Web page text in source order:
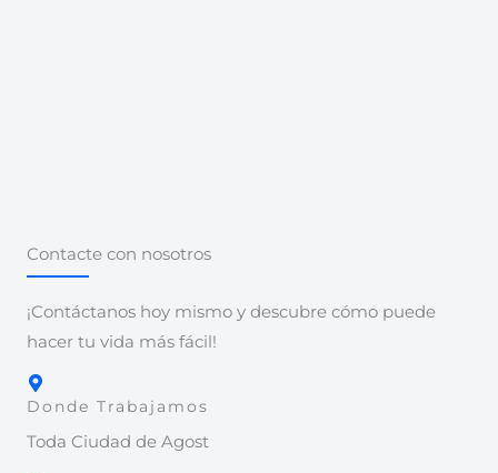
Contacte con nosotros
¡Contáctanos hoy mismo y descubre cómo puede
hacer tu vida más fácil!
Donde Trabajamos
Toda Ciudad de Agost